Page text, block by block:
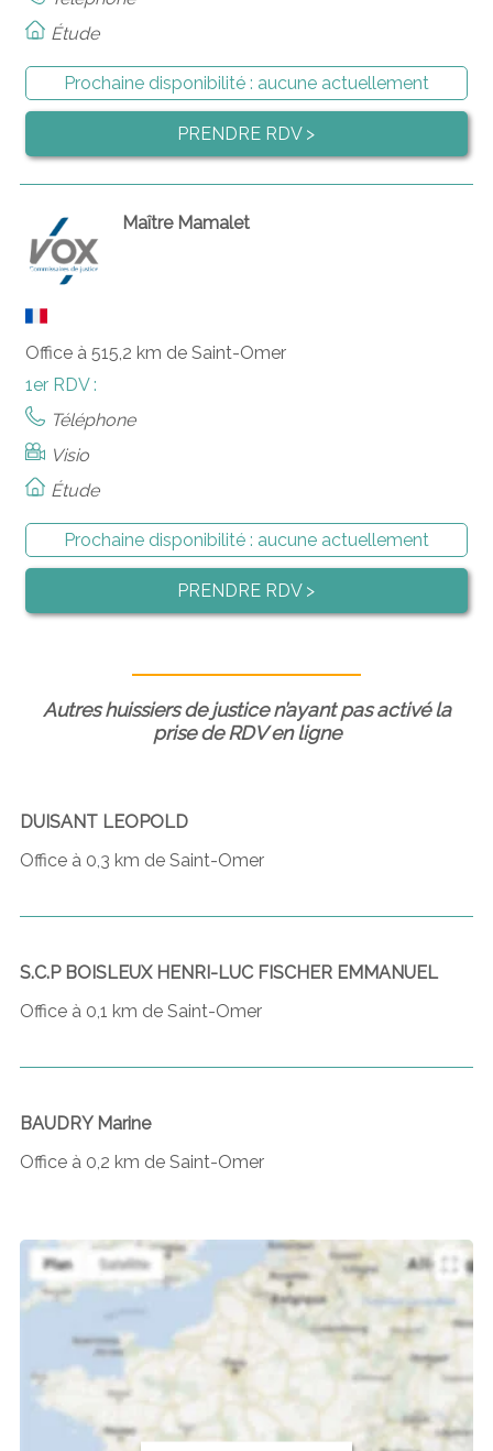
Étude
Prochaine disponibilité : aucune actuellement
PRENDRE RDV >
Maître Mamalet
Office à 515,2 km de Saint-Omer
1er RDV :
Téléphone
Visio
Étude
Prochaine disponibilité : aucune actuellement
PRENDRE RDV >
Autres huissiers de justice n’ayant pas activé la
prise de RDV en ligne
DUISANT LEOPOLD
Office à 0,3 km de Saint-Omer
S.C.P BOISLEUX HENRI-LUC FISCHER EMMANUEL
Office à 0,1 km de Saint-Omer
BAUDRY Marine
Office à 0,2 km de Saint-Omer